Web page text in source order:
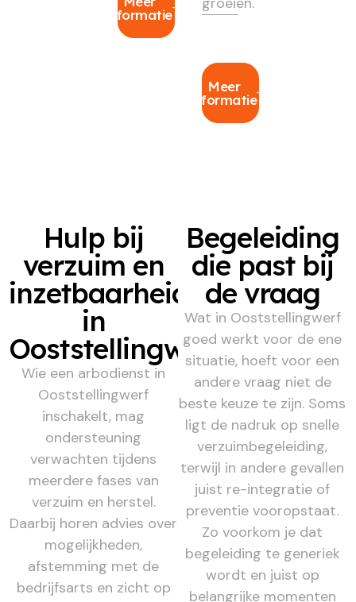
informatie
Meer
informatie
Hulp bij
verzuim en
inzetbaarheid
in
Ooststellingwerf
Wie een arbodienst in
Ooststellingwerf
inschakelt, mag
ondersteuning
verwachten tijdens
meerdere fases van
verzuim en herstel.
Daarbij horen advies over
mogelijkheden,
afstemming met de
bedrijfsarts en zicht op
Begeleiding
die past bij
de vraag
Wat in Ooststellingwerf
goed werkt voor de ene
situatie, hoeft voor een
andere vraag niet de
beste keuze te zijn. Soms
ligt de nadruk op snelle
verzuimbegeleiding,
terwijl in andere gevallen
juist re-integratie of
preventie vooropstaat.
Zo voorkom je dat
begeleiding te generiek
wordt en juist op
belangrijke momenten